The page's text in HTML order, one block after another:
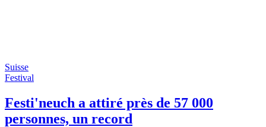
Suisse
Festival
Festi'neuch a attiré près de 57 000
personnes, un record